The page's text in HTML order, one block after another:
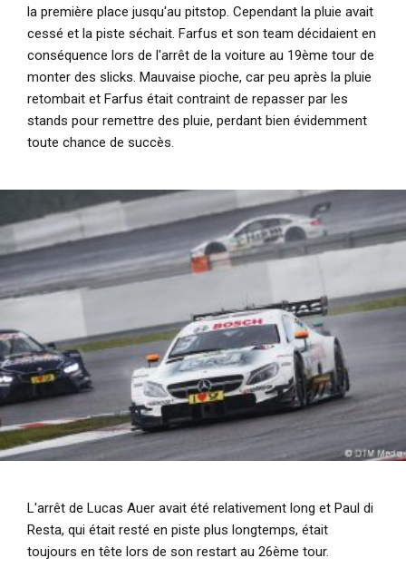
la première place jusqu'au pitstop. Cependant la pluie avait
cessé et la piste séchait. Farfus et son team décidaient en
conséquence lors de l'arrêt de la voiture au 19ème tour de
monter des slicks. Mauvaise pioche, car peu après la pluie
retombait et Farfus était contraint de repasser par les
stands pour remettre des pluie, perdant bien évidemment
toute chance de succès.
L'arrêt de Lucas Auer avait été relativement long et Paul di
Resta, qui était resté en piste plus longtemps, était
toujours en tête lors de son restart au 26ème tour.